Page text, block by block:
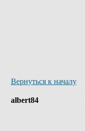
Вернуться к началу
albert84